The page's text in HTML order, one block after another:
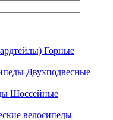
Горные
Двухподвесные
Шоссейные